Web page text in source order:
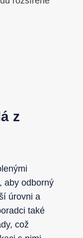
z
aby odborný
úrovni a
také
což